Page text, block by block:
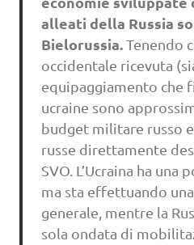
alleati della Russia
Bielorussia.Tenendo
occidentale ricevuta
equipaggiamento che
ucraine sono
budget militare russo
russe direttamente
SVO. L’Ucraina ha
ma sta effettuando
generale, mentre la
sola ondata di